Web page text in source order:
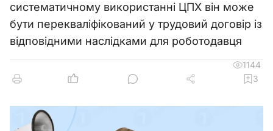
систематичному використанні ЦПХ він може
бути перекваліфікований у трудовий договір із
відповідними наслідками для роботодавця
1144
3